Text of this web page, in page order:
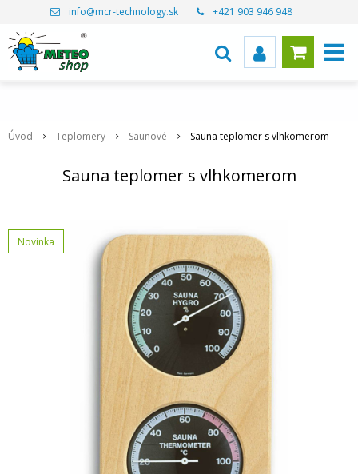
info@mcr-technology.sk +421 903 946 948
Úvod Teplomery Saunové Sauna teplomer s vlhkomerom
Sauna teplomer s vlhkomerom
Novinka